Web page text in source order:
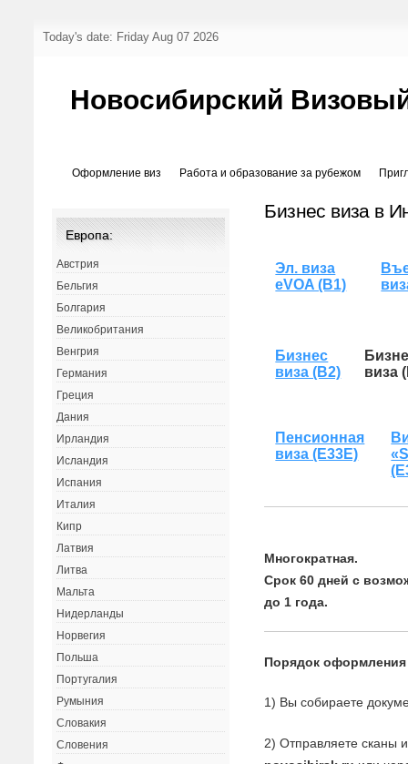
Today's date: Friday Aug 07 2026
Новосибирский
Оформление виз Работа и образование за рубежом
Бизнес виза в
Эл. виза
eVOA (B1)
Бизнес
виза (B2)
виза
Пенсионная
виза (Е33Е)
Многократная.
Срок 60 дней с
до 1 года.
Порядок
1) Вы собираете
2) Отправляете сканы
Европа:
Австрия
Бельгия
Болгария
Великобритания
Венгрия
Германия
Греция
Дания
Ирландия
Исландия
Испания
Италия
Кипр
Латвия
Литва
Мальта
Нидерланды
Норвегия
Польша
Португалия
Румыния
Словакия
Словения